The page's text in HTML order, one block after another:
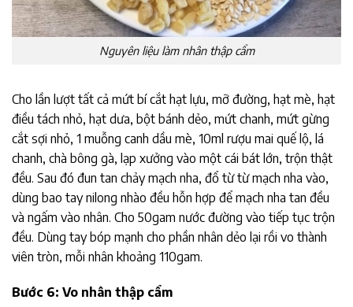
Nguyên liệu làm nhân thập cẩm
Cho lần lượt tất cả mứt bí cắt hạt lựu, mỡ đường, hạt mè, hạt
điều tách nhỏ, hạt dưa, bột bánh dẻo, mứt chanh, mứt gừng
cắt sợi nhỏ, 1 muỗng canh dầu mè, 10ml rượu mai quế lộ, lá
chanh, chà bông gà, lạp xưởng vào một cái bát lớn, trộn thật
đều. Sau đó đun tan chảy mạch nha, đổ từ từ mạch nha vào,
dùng bao tay nilong nhào đều hỗn hợp để mạch nha tan đều
và ngấm vào nhân. Cho 50gam nước đường vào tiếp tục trộn
đều. Dùng tay bóp mạnh cho phần nhân dẻo lại rồi vo thành
viên tròn, mỗi nhân khoảng 110gam.
Bước 6: Vo nhân thập cẩm